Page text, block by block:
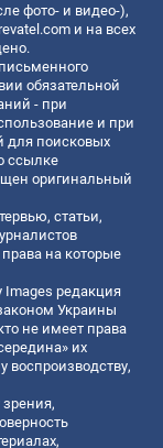
фото- и видео-),
и на всех
обязательной
- при
и при
для поисковых
ссылке
оригинальный
статьи,
на которые
Images редакция
Украины
не имеет права
их
воспроизводству,
зрения,